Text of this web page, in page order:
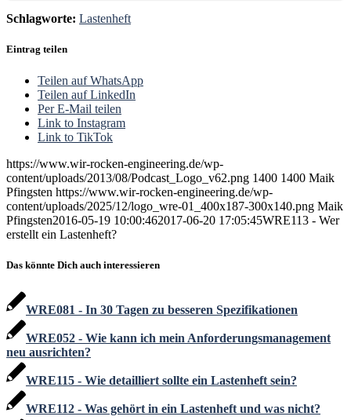
Schlagworte: Lastenheft
Eintrag teilen
Teilen auf WhatsApp
Teilen auf LinkedIn
Per E-Mail teilen
Link to Instagram
Link to TikTok
https://www.wir-rocken-engineering.de/wp-
content/uploads/2013/08/Podcast_Logo_v62.png 1400 1400 Maik
Pfingsten https://www.wir-rocken-engineering.de/wp-
content/uploads/2025/12/logo_wre-01_400x187-300x140.png Maik
Pfingsten2016-05-19 10:00:462017-06-20 17:05:45WRE113 - Wer
erstellt ein Lastenheft?
Das könnte Dich auch interessieren
WRE081 - In 30 Tagen zu besseren Spezifikationen
WRE052 - Wie kann ich mein Anforderungsmanagement
neu ausrichten?
WRE115 - Wie detailliert sollte ein Lastenheft sein?
WRE112 - Was gehört in ein Lastenheft und was nicht?